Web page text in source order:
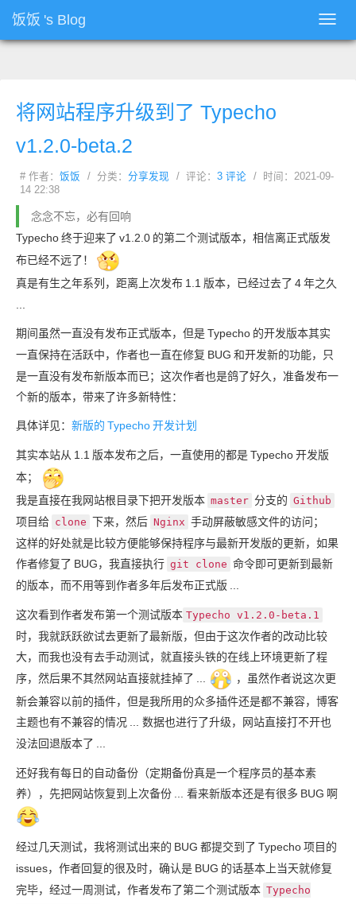
饭饭 's Blog
将网站程序升级到了 Typecho
v1.2.0-beta.2
# 作者： 饭饭 / 分类： 分享发现 / 评论： 3 评论
/ 时间：2021-09-
14 22:38
念念不忘，必有回响
Typecho终于迎来了 v1.2.0 的第二个测试版本，相信离正式版发
布已经不远了！
真是有生之年系列，距离上次发布 1.1 版本，已经过去了 4年之久
期间虽然一直没有发布正式版本，但是Typecho 的开发版本其实
一直保持在活跃中，作者也一直在修复 BUG 和开发新的功能，只
是一直没有发布新版本而已；这次作者也是鸽了好久，准备发布一
个新的版本，带来了许多新特性：
具体详见： 新版的 Typecho开发计划
其实本站从 1.1 版本发布之后，一直使用的都是Typecho开发版
本；
我是直接在我网站根目录下把开发版本 master 分支的 Github
项目给 clone 下来，然后 Nginx 手动屏蔽敏感文件的访问；
这样的好处就是比较方便能够保持程序与最新开发版的更新，如果
作者修复了 BUG，我直接执行 git clone 命令即可更新到最新
的版本，而不用等到作者多年后发布正式版
这次看到作者发布第一个测试版本 Typecho v1.2.0-beta.1
时，我就跃跃欲试去更新了最新版，但由于这次作者的改动比较
大，而我也没有去手动测试，就直接头铁的在线上环境更新了程
序，然后果不其然网站直接就挂掉了
，虽然作者说这次更
新会兼容以前的插件，但是我所用的众多插件还是都不兼容，博客
主题也有不兼容的情况
... 数据也进行了升级，网站直接打不开也
没法回退版本了
还好我有每日的自动备份（定期备份真是一个程序员的基本素
养），先把网站恢复到上次备份
... 看来新版本还是有很多 BUG 啊
经过几天测试，我将测试出来的 BUG 都提交到了 Typecho项目的
issues，作者回复的很及时，确认是 BUG 的话基本上当天就修复
完毕，经过一周测试，作者发布了第二个测试版本 Typecho